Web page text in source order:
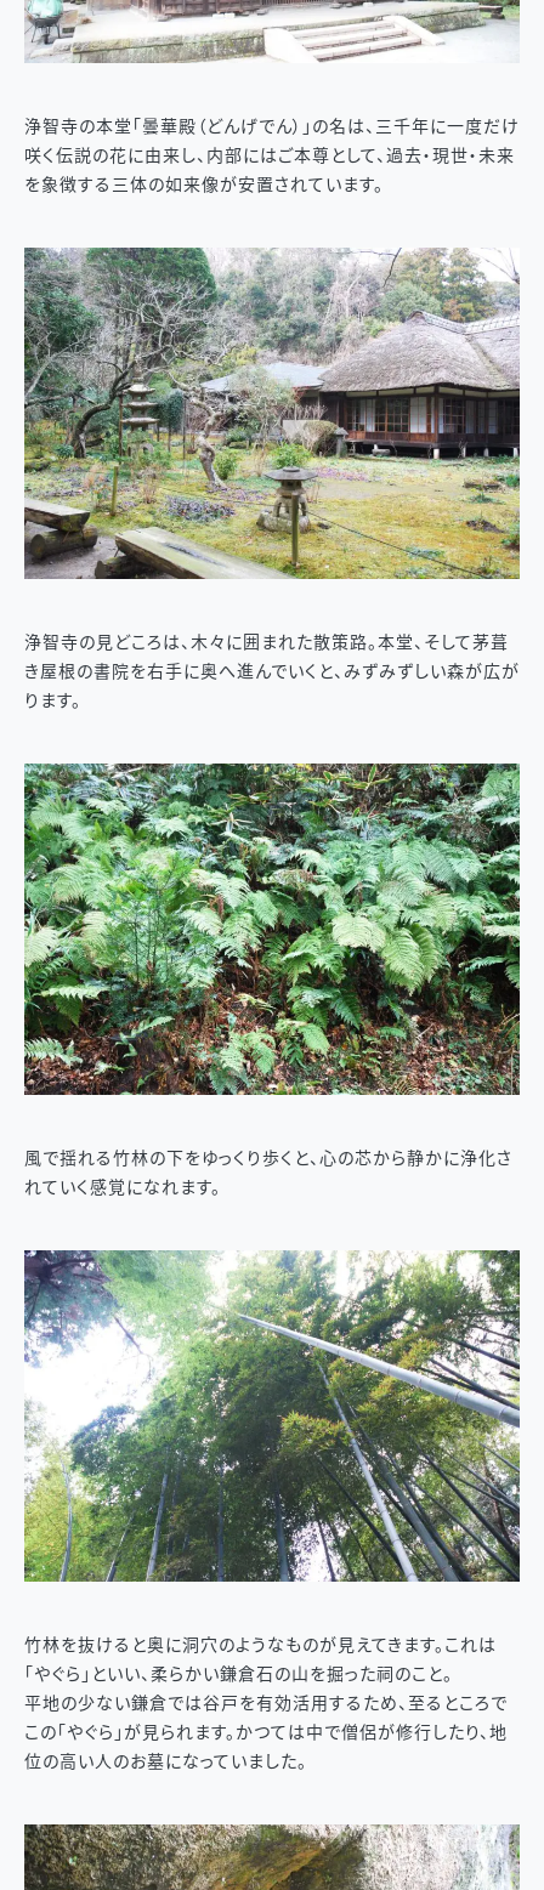
浄智寺の本堂「曇華殿（どんげでん）」の名は、三千年に一度だけ
咲く伝説の花に由来し、内部にはご本尊として、過去・現世・未来
を象徴する三体の如来像が安置されています。
浄智寺の見どころは、木々に囲まれた散策路。本堂、そして茅葺
き屋根の書院を右手に奥へ進んでいくと、みずみずしい森が広が
ります。
風で揺れる竹林の下をゆっくり歩くと、心の芯から静かに浄化さ
れていく感覚になれます。
竹林を抜けると奥に洞穴のようなものが見えてきます。これは
「やぐら」といい、柔らかい鎌倉石の山を掘った祠のこと。
平地の少ない鎌倉では谷戸を有効活用するため、至るところで
この「やぐら」が見られます。かつては中で僧侶が修行したり、地
位の高い人のお墓になっていました。